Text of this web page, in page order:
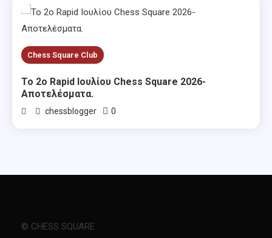
Chess Square Club
Το 2ο Rapid Ιουλίου Chess Square 2026-
Αποτελέσματα.
chessblogger 0
© CHESS SQUARE